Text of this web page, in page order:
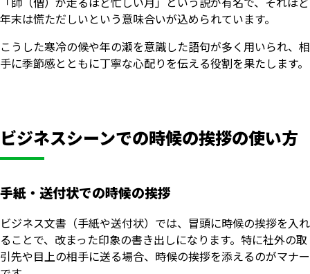
年末は慌ただしいという意味合いが込められています。
こうした寒冷の候や年の瀬を意識した語句が多く用いられ、相
手に季節感とともに丁寧な心配りを伝える役割を果たします。
ビジネスシーンでの時候の挨拶の使い方
手紙・送付状での時候の挨拶
ビジネス文書（手紙や送付状）では、冒頭に時候の挨拶を入れ
ることで、改まった印象の書き出しになります。特に社外の取
引先や目上の相手に送る場合、時候の挨拶を添えるのがマナー